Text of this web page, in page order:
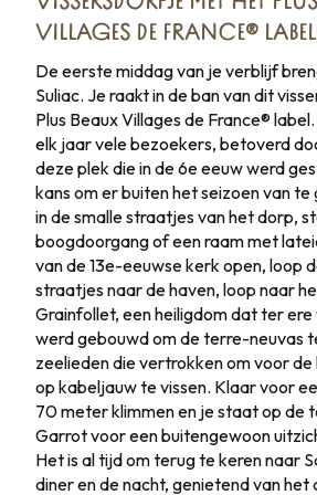
Dag 6
Dag 7
VILLAGES DE FRANCE®
De eerste middag van je verblijf
Suliac. Je raakt in de ban van dit
Plus Beaux Villages de France®
elk jaar vele bezoekers, betoverd
deze plek die in de 6e eeuw werd
kans om er buiten het seizoen van
in de smalle straatjes van het dorp,
boogdoorgang of een raam met
van de 13e-eeuwse kerk open, loop
straatjes naar de haven, loop naar
Grainfollet, een heiligdom dat ter
werd gebouwd om de terre-neuvas
zeelieden die vertrokken om voor
op kabeljauw te vissen. Klaar voor
70 meter klimmen en je staat op de
Garrot voor een buitengewoon
Het is al tijd om terug te keren naar
diner en de nacht, genietend van